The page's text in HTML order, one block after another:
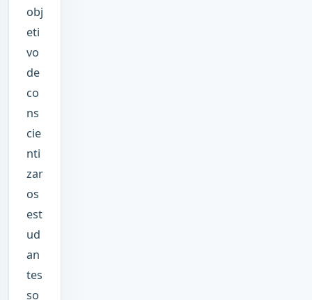
obj
eti
vo
de
co
ns
cie
nti
zar
os
est
ud
an
tes
so